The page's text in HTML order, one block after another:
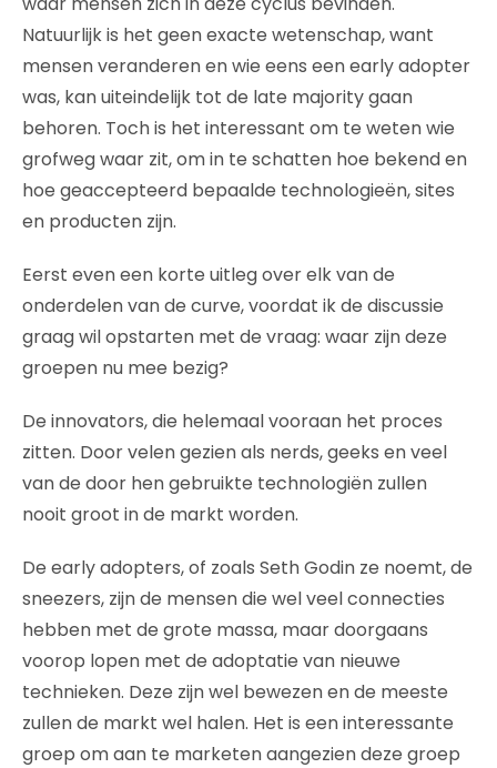
Natuurlijk is het geen exacte wetenschap, want
mensen veranderen en wie eens een early adopter
was, kan uiteindelijk tot de late majority gaan
behoren. Toch is het interessant om te weten wie
grofweg waar zit, om in te schatten hoe bekend en
hoe geaccepteerd bepaalde technologieën, sites
en producten zijn.
Eerst even een korte uitleg over elk van de
onderdelen van de curve, voordat ik de discussie
graag wil opstarten met de vraag: waar zijn deze
groepen nu mee bezig?
De innovators, die helemaal vooraan het proces
zitten. Door velen gezien als nerds, geeks en veel
van de door hen gebruikte technologiën zullen
nooit groot in de markt worden.
De early adopters, of zoals Seth Godin ze noemt, de
sneezers, zijn de mensen die wel veel connecties
hebben met de grote massa, maar doorgaans
voorop lopen met de adoptatie van nieuwe
technieken. Deze zijn wel bewezen en de meeste
zullen de markt wel halen. Het is een interessante
groep om aan te marketen aangezien deze groep